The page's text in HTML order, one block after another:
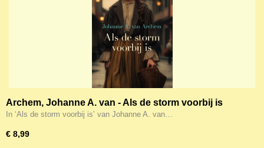
Archem, Johanne A. van - Als de storm voorbij is
In ‘Als de storm voorbij is’ van Johanne A. van…
€ 8,99